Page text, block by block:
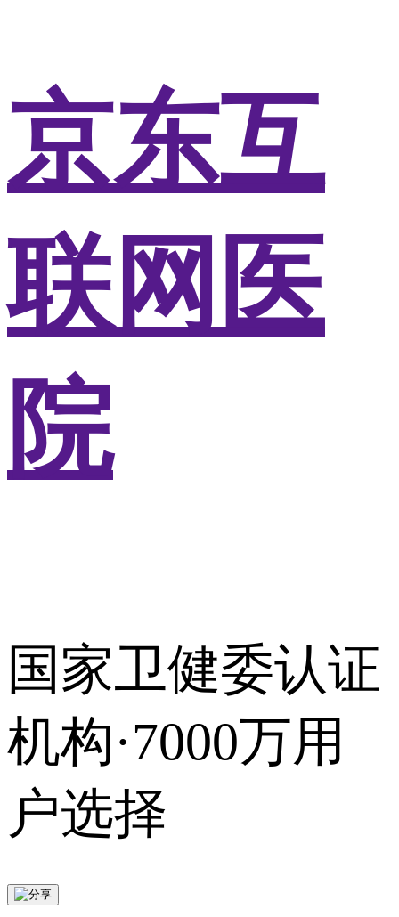
京东互
联网医
院
国家卫健委认证
机构·7000万用
户选择